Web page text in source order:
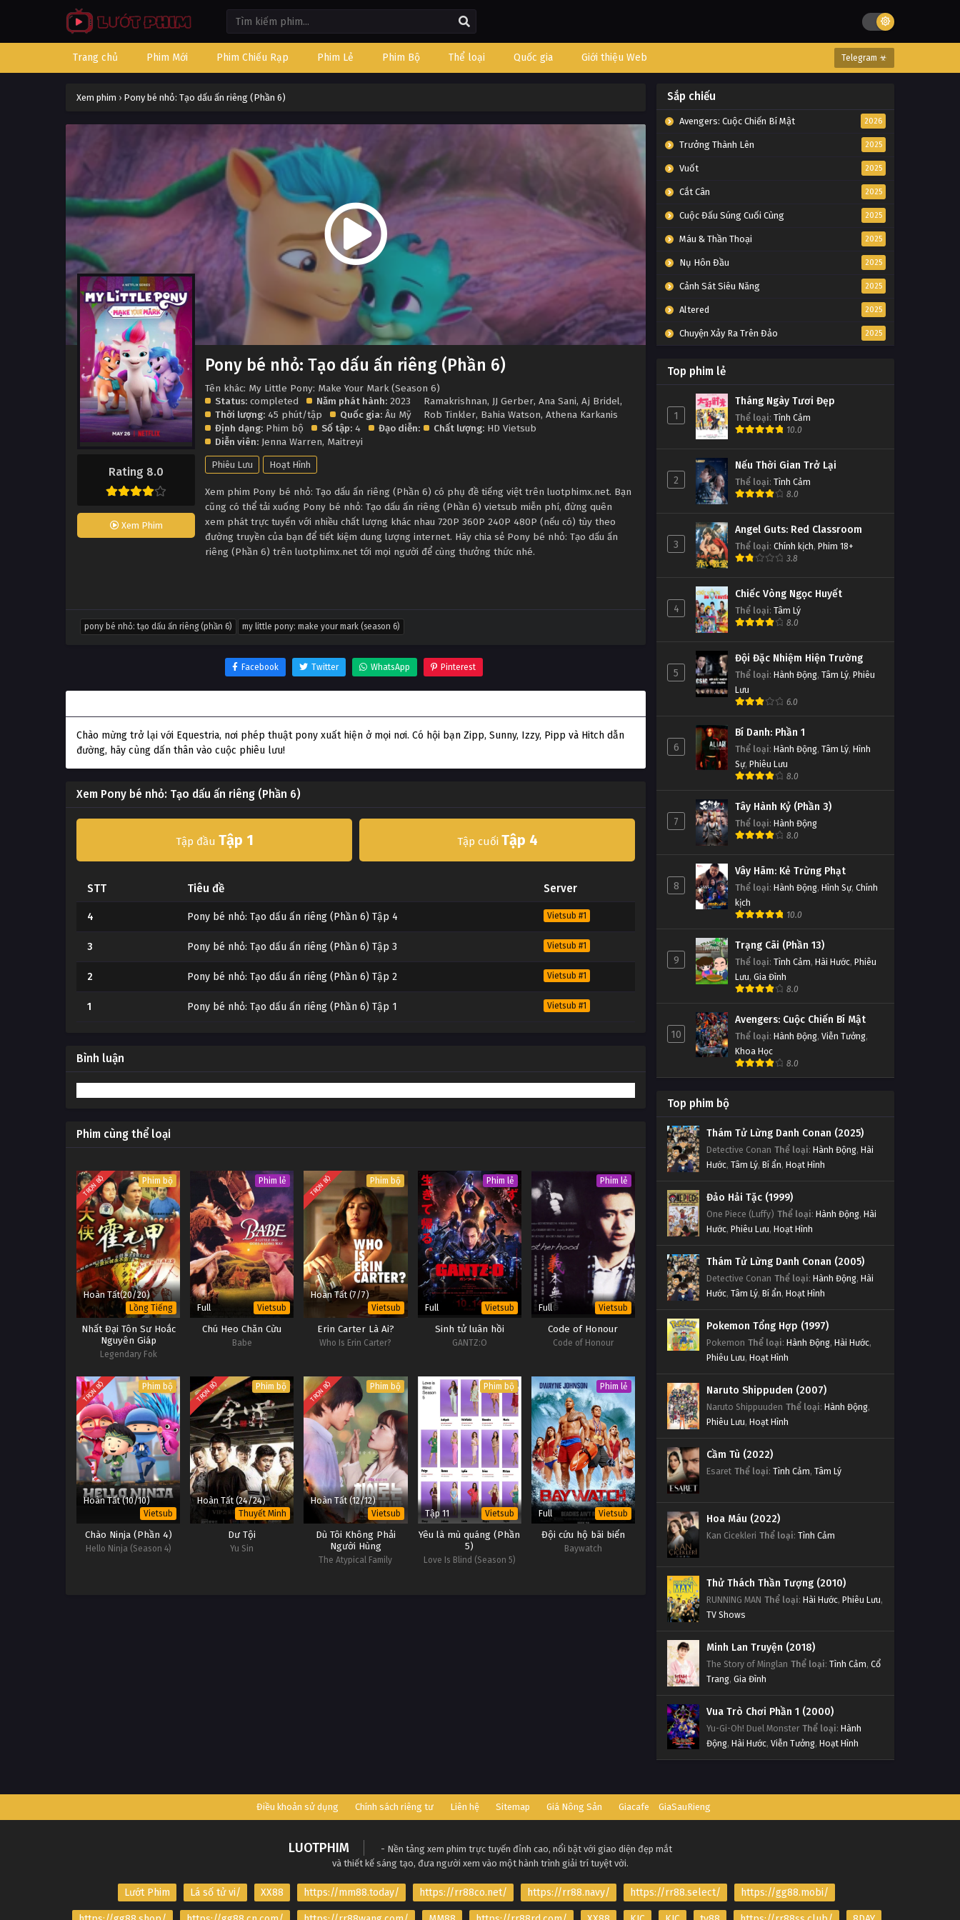
Trang chủ Phim Mới Phim Chiếu Rạp Phim Lẻ Phim Bộ Thể loại Quốc gia Giới thiệu Web Telegram ☣
Xem phim › Pony bé nhỏ: Tạo dấu ấn riêng (Phần 6)
Rating 8.0
Xem Phim
Pony bé nhỏ: Tạo dấu ấn riêng (Phần 6)
Tên khác: My Little Pony: Make Your Mark (Season 6)
Status: completed Năm phát hành: 2023
Thời lượng: 45 phút/tập Quốc gia: Âu Mỹ
Định dạng: Phim bộ Số tập: 4
Đạo diễn:
Diễn viên: Jenna Warren, Maitreyi
Ramakrishnan, JJ Gerber, Ana Sani, Aj Bridel,
Rob Tinkler, Bahia Watson, Athena Karkanis
Chất lượng: HD Vietsub
Phiêu Lưu Hoạt Hình
Xem phim Pony bé nhỏ: Tạo dấu ấn riêng (Phần 6) có phụ đề tiếng việt trên luotphimx.net. Bạn
cũng có thể tải xuống Pony bé nhỏ: Tạo dấu ấn riêng (Phần 6) vietsub miễn phí, đừng quên
xem phát trực tuyến với nhiều chất lượng khác nhau 720P 360P 240P 480P (nếu có) tùy theo
đường truyền của bạn để tiết kiệm dung lượng internet. Hãy chia sẻ Pony bé nhỏ: Tạo dấu ấn
riêng (Phần 6) trên luotphimx.net tới mọi người để cùng thưởng thức nhé.
pony bé nhỏ: tạo dấu ấn riêng (phần 6) my little pony: make your mark (season 6)
Facebook Twitter WhatsApp Pinterest
Chào mừng trở lại với Equestria, nơi phép thuật pony xuất hiện ở mọi nơi. Có hội bạn Zipp, Sunny, Izzy, Pipp và Hitch dẫn
đường, hãy cùng dấn thân vào cuộc phiêu lưu!
Xem Pony bé nhỏ: Tạo dấu ấn riêng (Phần 6)
Tập đầu Tập 1 Tập cuối Tập 4
STT Tiêu đề Server
4 Pony bé nhỏ: Tạo dấu ấn riêng (Phần 6) Tập 4 Vietsub #1
3 Pony bé nhỏ: Tạo dấu ấn riêng (Phần 6) Tập 3 Vietsub #1
2 Pony bé nhỏ: Tạo dấu ấn riêng (Phần 6) Tập 2 Vietsub #1
1 Pony bé nhỏ: Tạo dấu ấn riêng (Phần 6) Tập 1 Vietsub #1
Bình luận
Phim cùng thể loại
TRỌN BỘ Phim bộ
Hoàn Tất(20/20)
Lồng Tiếng
Nhất Đại Tôn Sư Hoắc
Nguyên Giáp
Legendary Fok
Phim lẻ
Full Vietsub
Chú Heo Chăn Cừu
Babe
TRỌN BỘ Phim bộ
Hoàn Tất (7/7)
Vietsub
Erin Carter Là Ai?
Who Is Erin Carter?
Phim lẻ
Full Vietsub
Sinh tử luân hồi
GANTZ:O
Phim lẻ
Full Vietsub
Code of Honour
Code of Honour
TRỌN BỘ Phim bộ
Hoàn Tất (10/10)
Vietsub
Chào Ninja (Phần 4)
Hello Ninja (Season 4)
TRỌN BỘ Phim bộ
Hoàn Tất (24/24)
Thuyết Minh
Dư Tội
Yu Sin
TRỌN BỘ Phim bộ
Hoàn Tất (12/12)
Vietsub
Dù Tôi Không Phải
Người Hùng
The Atypical Family
Phim bộ
Tập 11 Vietsub
Yêu là mù quáng (Phần
5)
Love Is Blind (Season 5)
Phim lẻ
Full Vietsub
Đội cứu hộ bãi biển
Baywatch
Sắp chiếu
Avengers: Cuộc Chiến Bí Mật 2026
Trưởng Thành Lên 2025
Vuốt 2025
Cắt Cân 2025
Cuộc Đấu Súng Cuối Cùng 2025
Máu & Thần Thoại 2025
Nụ Hôn Đầu 2025
Cảnh Sát Siêu Năng 2025
Altered 2025
Chuyện Xảy Ra Trên Đảo 2025
Top phim lẻ
1
Tháng Ngày Tươi Đẹp
Thể loại: Tình Cảm
10.0
2
Nếu Thời Gian Trở Lại
Thể loại: Tình Cảm
8.0
3
Angel Guts: Red Classroom
Thể loại: Chính kịch, Phim 18+
3.8
4
Chiếc Vòng Ngọc Huyết
Thể loại: Tâm Lý
8.0
5
Đội Đặc Nhiệm Hiện Trường
Thể loại: Hành Động, Tâm Lý, Phiêu
Lưu
6.0
6
Bí Danh: Phần 1
Thể loại: Hành Động, Tâm Lý, Hình
Sự, Phiêu Lưu
8.0
7
Tây Hành Kỷ (Phần 3)
Thể loại: Hành Động
8.0
8
Vây Hãm: Kẻ Trừng Phạt
Thể loại: Hành Động, Hình Sự, Chính
kịch
10.0
9
Trạng Cãi (Phần 13)
Thể loại: Tình Cảm, Hài Hước, Phiêu
Lưu, Gia Đình
8.0
10
Avengers: Cuộc Chiến Bí Mật
Thể loại: Hành Động, Viễn Tưởng,
Khoa Học
8.0
Top phim bộ
Thám Tử Lừng Danh Conan (2025)
Detective Conan Thể loại: Hành Động, Hài
Hước, Tâm Lý, Bí ẩn, Hoạt Hình
Đảo Hải Tặc (1999)
One Piece (Luffy) Thể loại: Hành Động, Hài
Hước, Phiêu Lưu, Hoạt Hình
Thám Tử Lừng Danh Conan (2005)
Detective Conan Thể loại: Hành Động, Hài
Hước, Tâm Lý, Bí ẩn, Hoạt Hình
Pokemon Tổng Hợp (1997)
Pokemon Thể loại: Hành Động, Hài Hước,
Phiêu Lưu, Hoạt Hình
Naruto Shippuden (2007)
Naruto Shippuuden Thể loại: Hành Động,
Phiêu Lưu, Hoạt Hình
Cầm Tù (2022)
Esaret Thể loại: Tình Cảm, Tâm Lý
Hoa Máu (2022)
Kan Cicekleri Thể loại: Tình Cảm
Thử Thách Thần Tượng (2010)
RUNNING MAN Thể loại: Hài Hước, Phiêu Lưu,
TV Shows
Minh Lan Truyện (2018)
The Story of Minglan Thể loại: Tình Cảm, Cổ
Trang, Gia Đình
Vua Trò Chơi Phần 1 (2000)
Yu-Gi-Oh! Duel Monster Thể loại: Hành
Động, Hài Hước, Viễn Tưởng, Hoạt Hình
Điều khoản sử dụng Chính sách riêng tư Liên hệ Sitemap Giá Nông Sản Giacafe GiaSauRieng
LUOTPHIM
- Nền tảng xem phim trực tuyến đỉnh cao, nổi bật với giao diện đẹp mắt
và thiết kế sáng tạo, đưa người xem vào một hành trình giải trí tuyệt vời.
Lướt Phim Lá số tử vi/ XX88 https://mm88.today/ https://rr88co.net/ https://rr88.navy/ https://rr88.select/ https://gg88.mobi/